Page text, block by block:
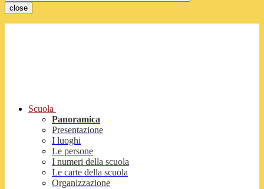
close
Scuola
Panoramica
Presentazione
I luoghi
Le persone
I numeri della scuola
Le carte della scuola
Organizzazione